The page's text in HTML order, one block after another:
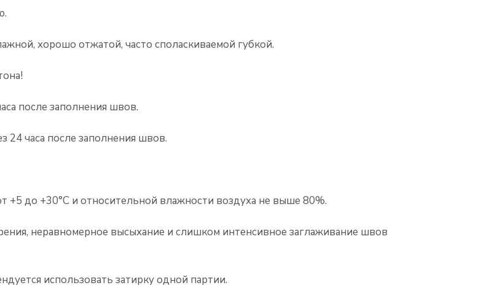
хорошо отжатой, часто споласкиваемой губкой.
после заполнения швов.
24 часа после заполнения швов.
+5 до +30°C и относительной влажности воздуха не выше 80%.
неравномерное высыхание и слишком интенсивное заглаживание швов
использовать затирку одной партии.